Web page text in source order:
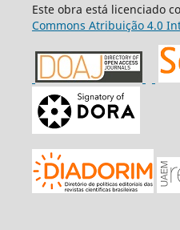
Este obra está licenciado
Commons Atribuição 4.0